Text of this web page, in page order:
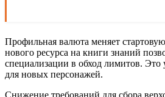
Профильная валюта меняет
нового ресурса на книги знаний
специализации в обход лимитов. Это
для новых персонажей.
Снижение требований для сбора